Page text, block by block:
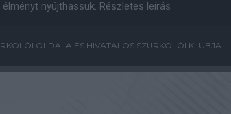
nyújthassuk. Részletes leírás
OLDALA ÉS HIVATALOS SZURKOLÓI KLUBJA